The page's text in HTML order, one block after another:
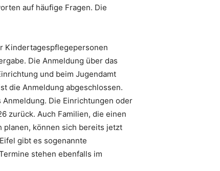
auf häufige Fragen. Die
Kindertagespflegepersonen
Die Anmeldung über das
und beim Jugendamt
die Anmeldung abgeschlossen.
Die Einrichtungen oder
zurück. Auch Familien, die einen
planen, können sich bereits jetzt
gibt es sogenannte
stehen ebenfalls im